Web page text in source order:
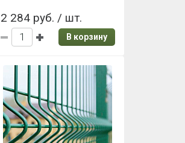
2 284 руб. / шт.
В корзину